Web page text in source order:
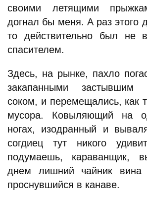
своими летящими
догнал бы меня. А раз этого
то действительно был не
спасителем.
Здесь, на рынке, пахло
закапанными
соком, и перемещались, как
мусора. Ковыляющий на
ногах, изодранный и
согдиец тут никого
подумаешь, караванщик,
днем лишний чайник вина
проснувшийся в канаве.